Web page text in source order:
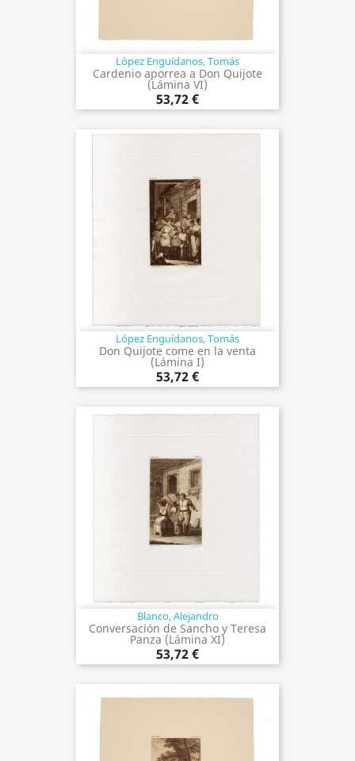
López Enguídanos, Tomás
Cardenio aporrea a Don Quijote
(Lámina VI)
53,72 €
López Enguídanos, Tomás
Don Quijote come en la venta
(Lámina I)
53,72 €
Blanco, Alejandro
Conversación de Sancho y Teresa
Panza (Lámina XI)
53,72 €